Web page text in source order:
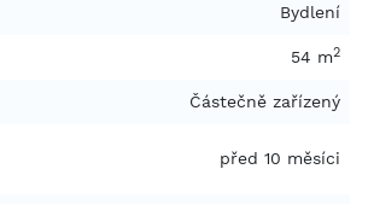
Bydlení
54 m2
Částečně zařízený
před 10 měsíci